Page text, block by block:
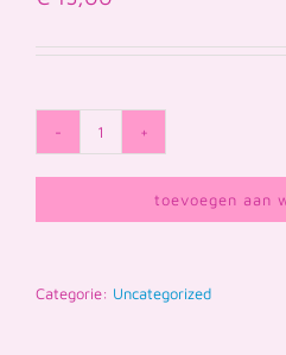
stuks)
toevoegen aan
Categorie: Uncategorized